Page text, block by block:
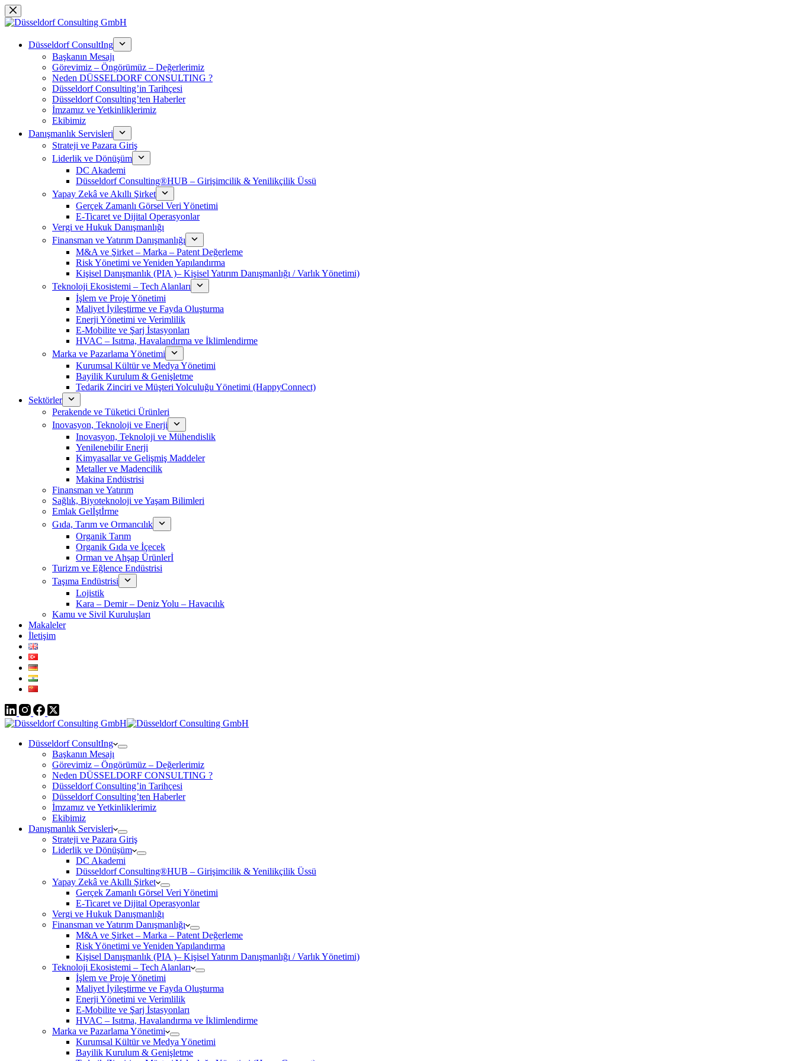
Saltar
al
Düsseldorf ConsultIng
Başkanın Mesajı
Görevimiz – Öngörümüz – Değerlerimiz
Neden DÜSSELDORF CONSULTING ?
Düsseldorf Consulting’in Tarihçesi
Düsseldorf Consulting’ten Haberler
İmzamız ve Yetkinliklerimiz
Ekibimiz
Danışmanlık Servisleri
Strateji ve Pazara Giriş
Liderlik ve Dönüşüm
DC Akademi
Düsseldorf Consulting®HUB – Girişimcilik & Yenilikçilik Üssü
Yapay Zekâ ve Akıllı Şirket
Gerçek Zamanlı Görsel Veri Yönetimi
E-Ticaret ve Dijital Operasyonlar
Vergi ve Hukuk Danışmanlığı
Finansman ve Yatırım Danışmanlığı
M&A ve Şirket – Marka – Patent Değerleme
Risk Yönetimi ve Yeniden Yapılandırma
Kişisel Danışmanlık (PIA )– Kişisel Yatırım Danışmanlığı / Varlık Yönetimi)
Teknoloji Ekosistemi – Tech Alanları
İşlem ve Proje Yönetimi
Maliyet İyileştirme ve Fayda Oluşturma
Enerji Yönetimi ve Verimlilik
E-Mobilite ve Şarj İstasyonları
HVAC – Isıtma, Havalandırma ve İklimlendirme
Marka ve Pazarlama Yönetimi
Kurumsal Kültür ve Medya Yönetimi
Bayilik Kurulum & Genişletme
Tedarik Zinciri ve Müşteri Yolculuğu Yönetimi (HappyConnect)
Sektörler
Perakende ve Tüketici Ürünleri
Inovasyon, Teknoloji ve Enerji
Inovasyon, Teknoloji ve Mühendislik
Yenilenebilir Enerji
Kimyasallar ve Gelişmiş Maddeler
Metaller ve Madencilik
Makina Endüstrisi
Finansman ve Yatırım
Sağlık, Biyoteknoloji ve Yaşam Bilimleri
Emlak Gelİştİrme
Gıda, Tarım ve Ormancılık
Organik Tarım
Organik Gıda ve İçecek
Orman ve Ahşap Ürünlerİ
Turizm ve Eğlence Endüstrisi
Taşıma Endüstrisi
Lojistik
Kara – Demir – Deniz Yolu – Havacılık
Kamu ve Sivil Kuruluşları
Makaleler
İletişim
Düsseldorf ConsultIng
Başkanın Mesajı
Görevimiz – Öngörümüz – Değerlerimiz
Neden DÜSSELDORF CONSULTING ?
Düsseldorf Consulting’in Tarihçesi
Düsseldorf Consulting’ten Haberler
İmzamız ve Yetkinliklerimiz
Ekibimiz
Danışmanlık Servisleri
Strateji ve Pazara Giriş
Liderlik ve Dönüşüm
DC Akademi
Düsseldorf Consulting®HUB – Girişimcilik & Yenilikçilik Üssü
Yapay Zekâ ve Akıllı Şirket
Gerçek Zamanlı Görsel Veri Yönetimi
E-Ticaret ve Dijital Operasyonlar
Vergi ve Hukuk Danışmanlığı
Finansman ve Yatırım Danışmanlığı
M&A ve Şirket – Marka – Patent Değerleme
Risk Yönetimi ve Yeniden Yapılandırma
Kişisel Danışmanlık (PIA )– Kişisel Yatırım Danışmanlığı / Varlık Yönetimi)
Teknoloji Ekosistemi – Tech Alanları
İşlem ve Proje Yönetimi
Maliyet İyileştirme ve Fayda Oluşturma
Enerji Yönetimi ve Verimlilik
E-Mobilite ve Şarj İstasyonları
HVAC – Isıtma, Havalandırma ve İklimlendirme
Marka ve Pazarlama Yönetimi
Kurumsal Kültür ve Medya Yönetimi
Bayilik Kurulum & Genişletme